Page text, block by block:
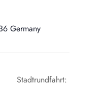
Germany
Stadtrundfahrt: